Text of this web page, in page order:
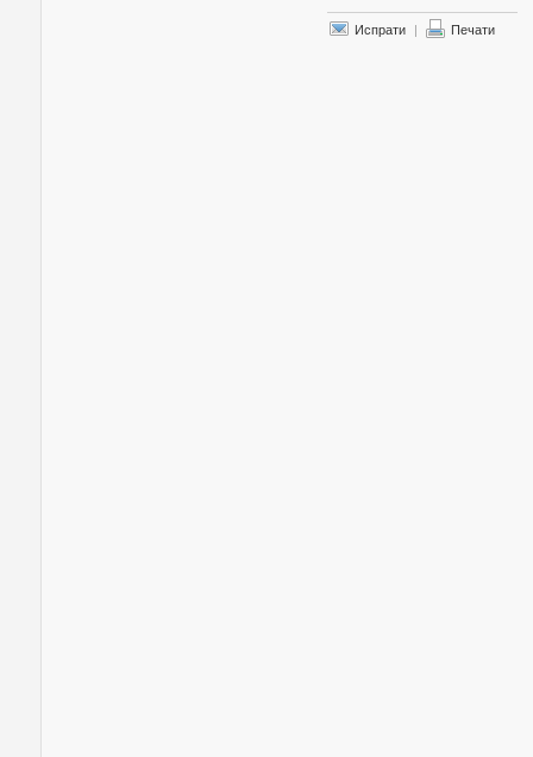
Испрати | Печати